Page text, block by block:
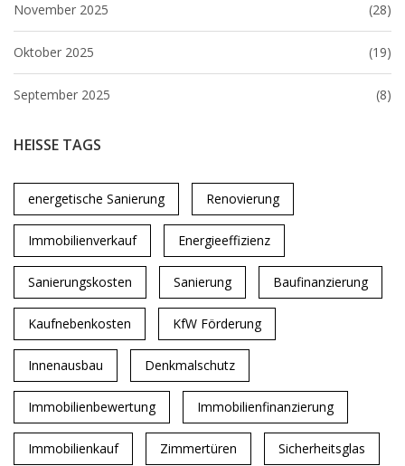
November 2025 (28)
Oktober 2025 (19)
September 2025 (8)
HEISSE TAGS
energetische Sanierung Renovierung
Immobilienverkauf Energieeffizienz
Sanierungskosten Sanierung Baufinanzierung
Kaufnebenkosten KfW Förderung
Innenausbau Denkmalschutz
Immobilienbewertung Immobilienfinanzierung
Immobilienkauf Zimmertüren Sicherheitsglas